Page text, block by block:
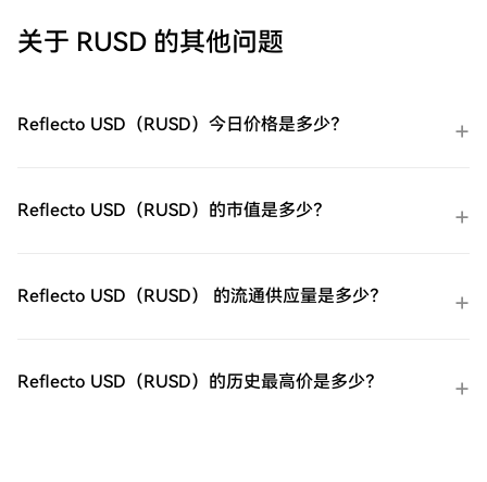
GIGADEC（GIGADEV）。余额购买：使用您
在HTX平台上直接与其他用户交易。HTX场
的GIGADEC（GIGADEV）购买完您的
GIGADEC（GIGADEV）后，将其存储在您的
货币。第四步：交易GIGADEC（GIGADEV）
在HTX的现货市场轻松交易
控。HTX为初学者和经验丰富的交易者提供
了友好的用户体验。
关于 RUSD 的其他问题
Reflecto USD（RUSD）今日价格是多少？
Reflecto USD（RUSD）的市值是多少？
Reflecto USD（RUSD） 的流通供应量是多少？
Reflecto USD（RUSD）的历史最高价是多少？